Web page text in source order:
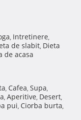
, Intretinere,
de slabit, Dieta
de acasa
, Cafea, Supa,
, Aperitive, Desert,
pui, Ciorba burta,